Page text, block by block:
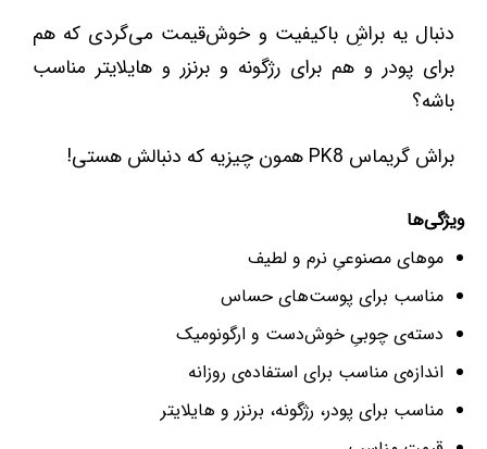
دنبال یه براشِ باکیفیت و خوش‌قیمت می‌گردی که هم
برای پودر و هم برای رژگونه و برنزر و هایلایتر مناسب
باشه؟
براش گریماس PK8 همون چیزیه که دنبالش هستی!
ویژگی‌ها
موهای مصنوعیِ نرم و لطیف
مناسب برای پوست‌های حساس
دسته‌ی چوبیِ خوش‌دست و ارگونومیک
اندازه‌ی مناسب برای استفاده‌ی روزانه
مناسب برای پودر، رژگونه، برنزر و هایلایتر